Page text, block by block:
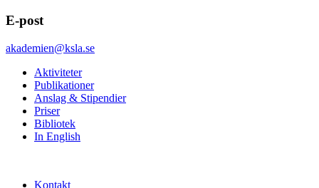
E-post
akademien@ksla.se
Aktiviteter
Publikationer
Anslag & Stipendier
Priser
Bibliotek
In English
Kontakt